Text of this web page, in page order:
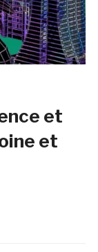
et
et